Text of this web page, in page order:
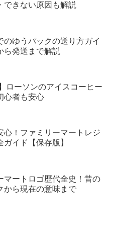
できない原因も解説
のゆうパックの送り方ガイ
ら発送まで解説
ローソンのアイスコーヒー
心者も安心
心！ファミリーマートレジ
ガイド【保存版】
マートロゴ歴代全史！昔の
から現在の意味まで